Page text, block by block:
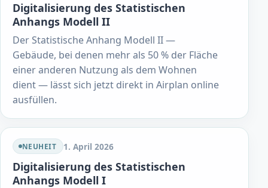
Digitalisierung des Statistischen
Anhangs Modell II
Der Statistische Anhang Modell II —
Gebäude, bei denen mehr als 50 % der Fläche
einer anderen Nutzung als dem Wohnen
dient — lässt sich jetzt direkt in Airplan online
ausfüllen.
NEUHEIT 1. April 2026
Digitalisierung des Statistischen
Anhangs Modell I